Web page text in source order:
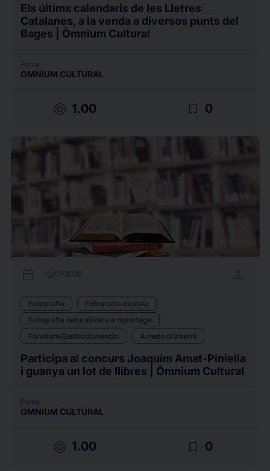
Els últims calendaris de les Lletres
Catalanes, a la venda a diversos punts del
Bages | Òmnium Cultural
Fonte
OMNIUM CULTURAL
target 1.00 bookmark_border 0
calendar_today 12/01/2026 upload
Fotografia
Fotografia digitale
Fotografia naturalistica e reportage
Forniture/Elettrodomestici
Arredo di interni
Participa al concurs Joaquim Amat-Piniella
i guanya un lot de llibres | Òmnium Cultural
Fonte
OMNIUM CULTURAL
target 1.00 bookmark_border 0